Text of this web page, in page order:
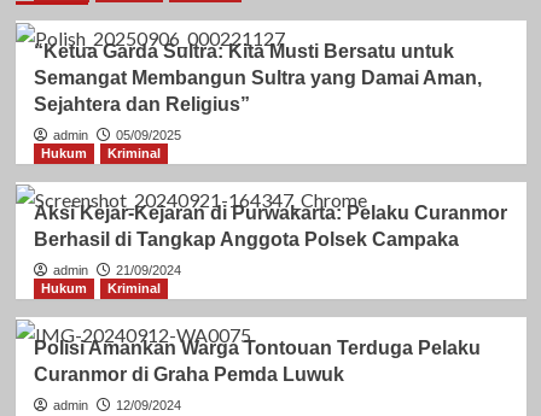
“Ketua Garda Sultra: Kita Musti Bersatu untuk
Semangat Membangun Sultra yang Damai Aman,
Sejahtera dan Religius”
admin
05/09/2025
Hukum
Kriminal
Aksi Kejar-Kejaran di Purwakarta: Pelaku Curanmor
Berhasil di Tangkap Anggota Polsek Campaka
admin
21/09/2024
Hukum
Kriminal
Polisi Amankan Warga Tontouan Terduga Pelaku
Curanmor di Graha Pemda Luwuk
admin 12/09/2024